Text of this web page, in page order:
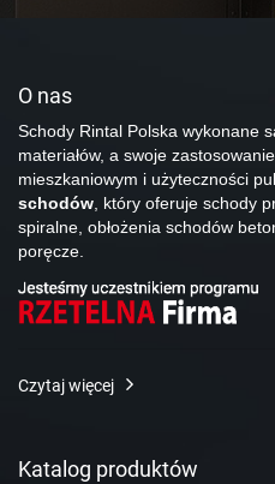
O nas
Schody Rintal Polska wykonane
materiałów, a swoje
mieszkaniowym i użyteczności
schodów, który oferuje schody
spiralne, obłożenia schodów
poręcze.
Czytaj więcej
Katalog produktów